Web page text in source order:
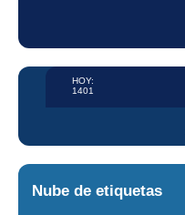
HOY:
1401
Nube de etiquetas